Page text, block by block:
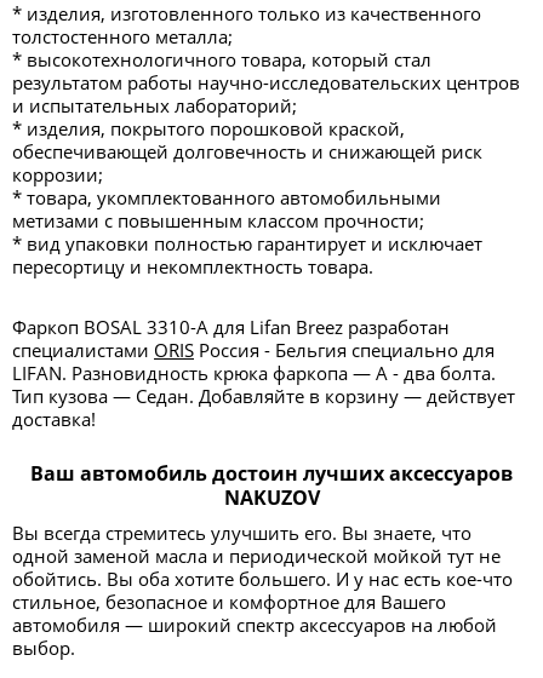
* изделия, изготовленного только из качественного
толстостенного металла;
* высокотехнологичного товара, который стал
результатом работы научно-исследовательских центров
и испытательных лабораторий;
* изделия, покрытого порошковой краской,
обеспечивающей долговечность и снижающей риск
коррозии;
* товара, укомплектованного автомобильными
метизами с повышенным классом прочности;
* вид упаковки полностью гарантирует и исключает
пересортицу и некомплектность товара.
Фаркоп BOSAL 3310-A для Lifan Breez разработан
специалистами ORIS Россия - Бельгия специально для
LIFAN. Разновидность крюка фаркопа — А - два болта.
Тип кузова — Седан. Добавляйте в корзину — действует
доставка!
Ваш автомобиль достоин лучших аксессуаров
NAKUZOV
Вы всегда стремитесь улучшить его. Вы знаете, что
одной заменой масла и периодической мойкой тут не
обойтись. Вы оба хотите большего. И у нас есть кое-что
стильное, безопасное и комфортное для Вашего
автомобиля — широкий спектр аксессуаров на любой
выбор.